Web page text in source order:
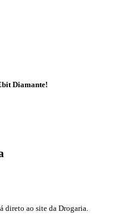
Diamante!
direto ao site da Drogaria.